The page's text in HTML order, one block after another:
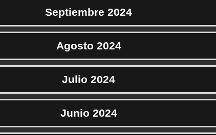
Septiembre 2024
Agosto 2024
Julio 2024
Junio 2024